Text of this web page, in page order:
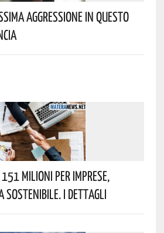
Aggressione In Questo
Milioni Per Imprese,
Sostenibile. I Dettagli